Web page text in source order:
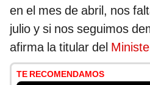
en el mes de abril, nos
julio y si nos seguimos
afirma la titular del
TE RECOMENDAMOS